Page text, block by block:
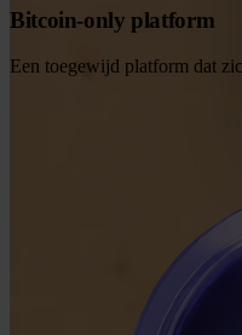
Bitcoin-only platform
Een toegewijd platform dat